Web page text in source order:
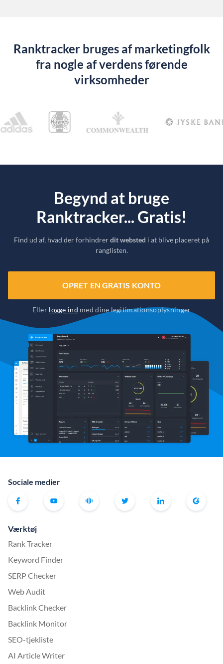
Ranktracker bruges af marketingfolk
fra nogle af verdens førende
virksomheder
Begynd at bruge
Ranktracker... Gratis!
Find ud af, hvad der forhindrerdit websted i at blive placeret på
ranglisten.
OPRET EN GRATIS KONTO
Eller logge ind med dine legitimationsoplysninger
Sociale medier
Værktøj
Rank Tracker
Keyword Finder
SERP Checker
Web Audit
Backlink Checker
Backlink Monitor
SEO-tjekliste
AI Article Writer